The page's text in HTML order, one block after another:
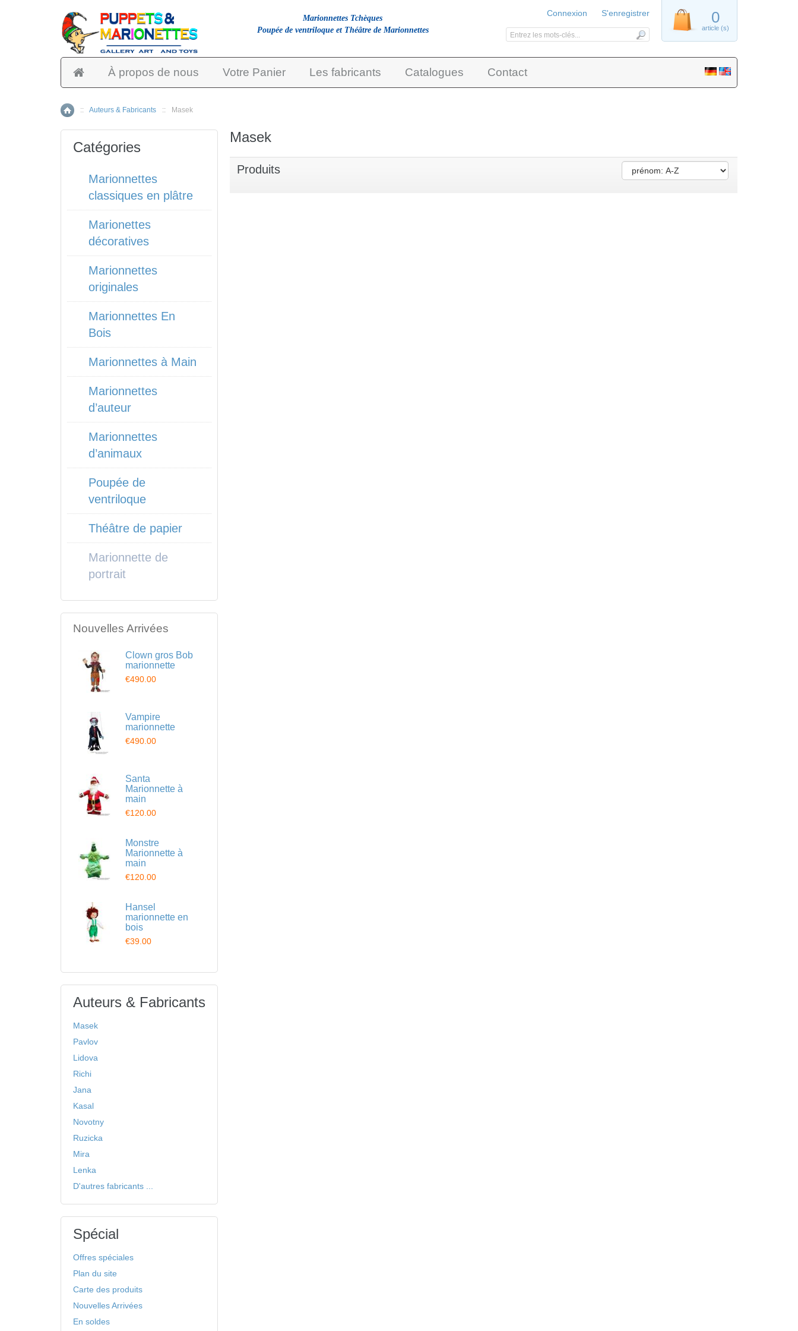
À propos de nous Votre Panier Les fabricants Catalogues Contact
Accueil
:: Auteurs & Fabricants :: Masek
Masek
Produits
Catégories
Marionnettes
classiques en plâtre
Marionettes
décoratives
Marionnettes
originales
Marionnettes En
Bois
Marionnettes à Main
Marionnettes
d’auteur
Marionnettes
d’animaux
Poupée de
ventriloque
Théâtre de papier
Marionnette de
portrait
Nouvelles Arrivées
Clown gros Bob
marionnette
€490.00
Vampire
marionnette
€490.00
Santa
Marionnette à
main
€120.00
Monstre
Marionnette à
main
€120.00
Hansel
marionnette en
bois
€39.00
Auteurs & Fabricants
Masek
Pavlov
Lidova
Richi
Jana
Kasal
Novotny
Ruzicka
Mira
Lenka
D'autres fabricants ...
Spécial
Offres spéciales
Plan du site
Carte des produits
Nouvelles Arrivées
En soldes
Marionnettes Tchèques
Poupée de ventriloque et Théâtre de Marionnettes
0
article (s)
Connexion S'enregistrer